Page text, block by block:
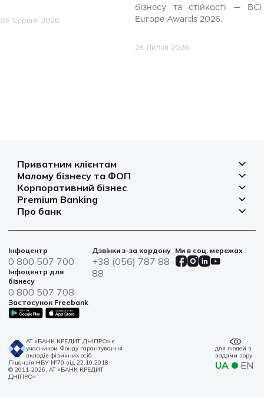
06 Серпня 2026
бізнесу та стійкості — BCI
Europe Awards 2026.
28 Липня 2026
Приватним клієнтам
Депозити
Кредити
Платіжні картки
Платежі
Іпотека
Страхування
Малому бізнесу та ФОП
Рахунок для бізнесу
Фінансування
Овердрафт
Корпоративний бізнес
Рахунки і платежі
Депозити
Агробізнес
Цінні папери
Premium Banking
Депозити
Платіжні картки
Банківські сейфи
Військові облігації
Центри обслуговування
Про банк
Новини
Фінансова звітність
Сталий розвиток
Інформація для акціонерів та стейкхолдерів
Інфоцентр
0 800 507 700
Інфоцентр для
бізнесу
0 800 507 708
Дзвінки з-за кордону
+38 (056) 787 88
88
Ми в соц. мережах
Застосунок Freebank
АТ «БАНК КРЕДИТ ДНІПРО» є
учасником Фонду гарантування
вкладів фізичних осіб
Ліцензія НБУ №70 від 22.10.2018
© 2011-2026, АТ «БАНК КРЕДИТ
ДНІПРО»
для людей з
вадами зору
UA EN